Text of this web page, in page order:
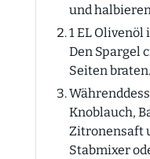
und
1 EL
Den Spargel
Seiten
Knoblauch,
Zitronensaft
Stabmixer